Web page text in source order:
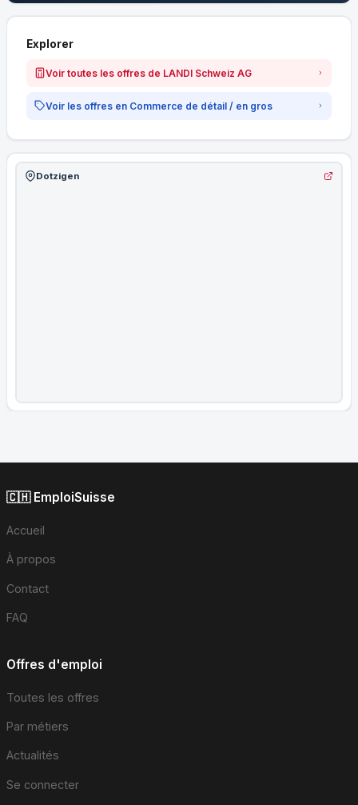
Explorer
Voir toutes les offres de LANDI Schweiz AG
Voir les offres en Commerce de détail / en gros
Dotzigen
🇨🇭 EmploiSuisse
Accueil
À propos
Contact
FAQ
Offres d'emploi
Toutes les offres
Par métiers
Actualités
Se connecter